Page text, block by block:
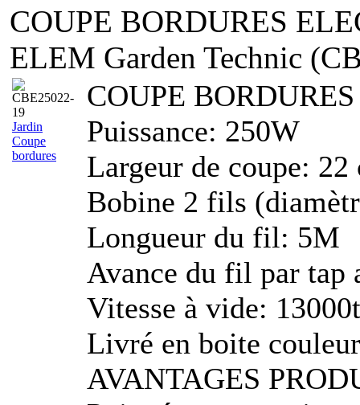
COUPE BORDURES
ELEM Garden Technic
Jardin
Coupe
bordures
COUPE
Puissance: 250W
Largeur de coupe: 22
Bobine 2 fils
Longueur du fil: 5M
Avance du fil par tap
Vitesse à vide:
Livré en boite couleur
AVANTAGES